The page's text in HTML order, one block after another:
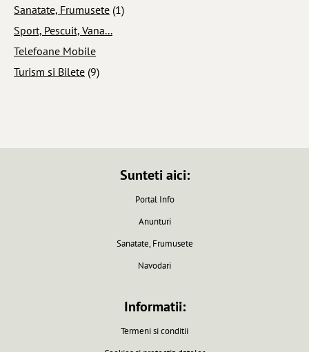
Sanatate, Frumusete (1)
Sport, Pescuit, Vana...
Telefoane Mobile
Turism si Bilete (9)
Sunteti aici:
Portal Info
Anunturi
Sanatate, Frumusete
Navodari
Informatii:
Termeni si conditii